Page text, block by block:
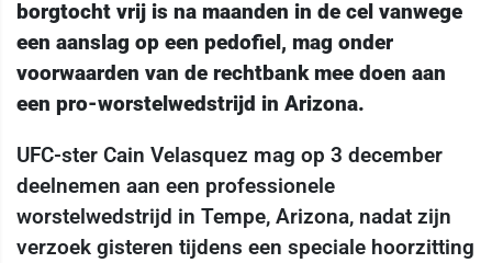
borgtocht vrij is na maanden in de cel vanwege
een aanslag op een pedofiel, mag onder
voorwaarden van de rechtbank mee doen aan
een pro-worstelwedstrijd in Arizona.
UFC-ster Cain Velasquez mag op 3 december
deelnemen aan een professionele
worstelwedstrijd in Tempe, Arizona, nadat zijn
verzoek gisteren tijdens een speciale hoorzitting